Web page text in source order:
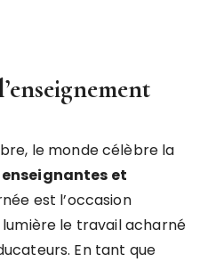
le monde célèbre la
enseignantes et
est l’occasion
le travail acharné
En tant que